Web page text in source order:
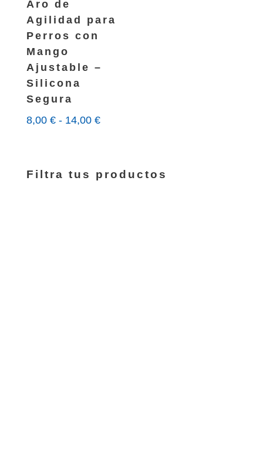
Filtra tus productos
Aro de
Agilidad para
Perros con
Mango
Ajustable –
Silicona
Segura
8,00 € - 14,00 €Rango
8,00 €